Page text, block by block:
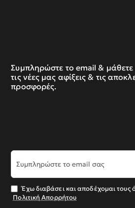
Συμπληρώστε το email & μάθετε
τις νέες μας αφίξεις & τις
προσφορές.
Συμπληρώστε
το
email
σας
Έχω διαβάσει και αποδέχομαι τους
Πολιτική Απορρήτου